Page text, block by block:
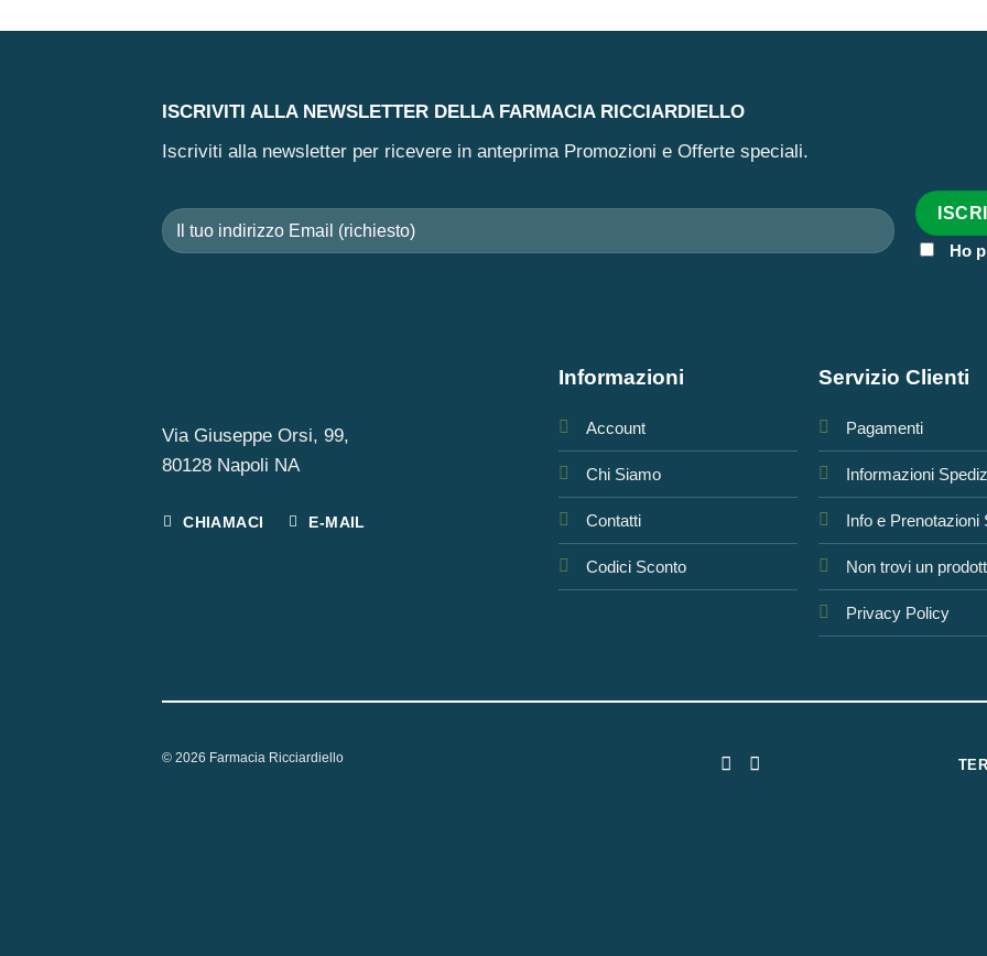
ISCRIVITI ALLA NEWSLETTER DELLA FARMACIA RICCIARDIELLO
Iscriviti alla newsletter per ricevere in anteprima Promozioni e Offerte speciali.
Ho
Via Giuseppe Orsi, 99,
80128 Napoli NA
CHIAMACI E-MAIL
Informazioni
Account
Chi Siamo
Contatti
Codici Sconto
Servizio Clienti
Pagamenti
Informazioni
Info e Prenotazioni
Non trovi un
Privacy Policy
© 2026 Farmacia Ricciardiello